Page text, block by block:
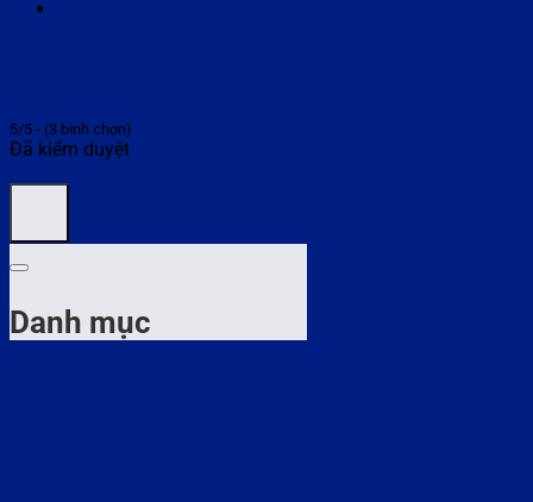
5/5 - (3 bình chọn)
Đã kiểm duyệt
Danh mục